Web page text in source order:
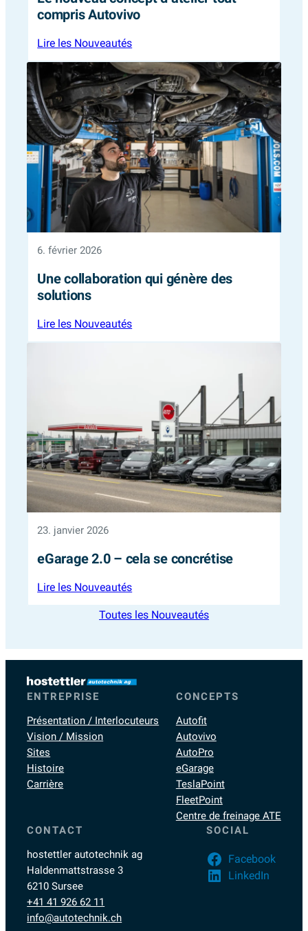
compris Autovivo
Lire les Nouveautés:
Le
nouveau
concept
d’atelier
tout
compris
Autovivo
6. février 2026
Une collaboration qui génère des
solutions
Lire les Nouveautés:
solutions
23. janvier 2026
eGarage 2.0 – cela se concrétise
Lire les Nouveautés:
2.0
concrétise
Toutes les Nouveautés
ENTREPRISE
Présentation / Interlocuteurs
Vision / Mission
Sites
Histoire
Carrière
CONCEPTS
Autofit
Autovivo
AutoPro
eGarage
TeslaPoint
FleetPoint
Centre de freinage ATE
CONTACT
hostettler autotechnik ag
Haldenmattstrasse 3
6210 Sursee
+41 41 926 62 11
info@autotechnik.ch
SOCIAL
Facebook
LinkedIn